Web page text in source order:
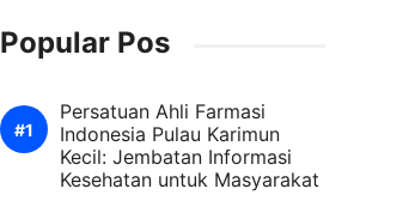
Popular Pos
Persatuan Ahli Farmasi
Indonesia Pulau Karimun
Kecil: Jembatan Informasi
Kesehatan untuk Masyarakat